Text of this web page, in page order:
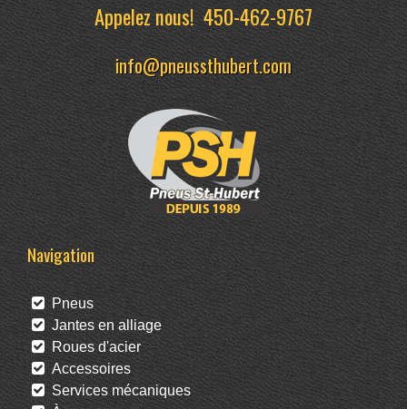
Appelez nous!450-462-9767
info@pneussthubert.com
Navigation
Pneus
Jantes en alliage
Roues d'acier
Accessoires
Services mécaniques